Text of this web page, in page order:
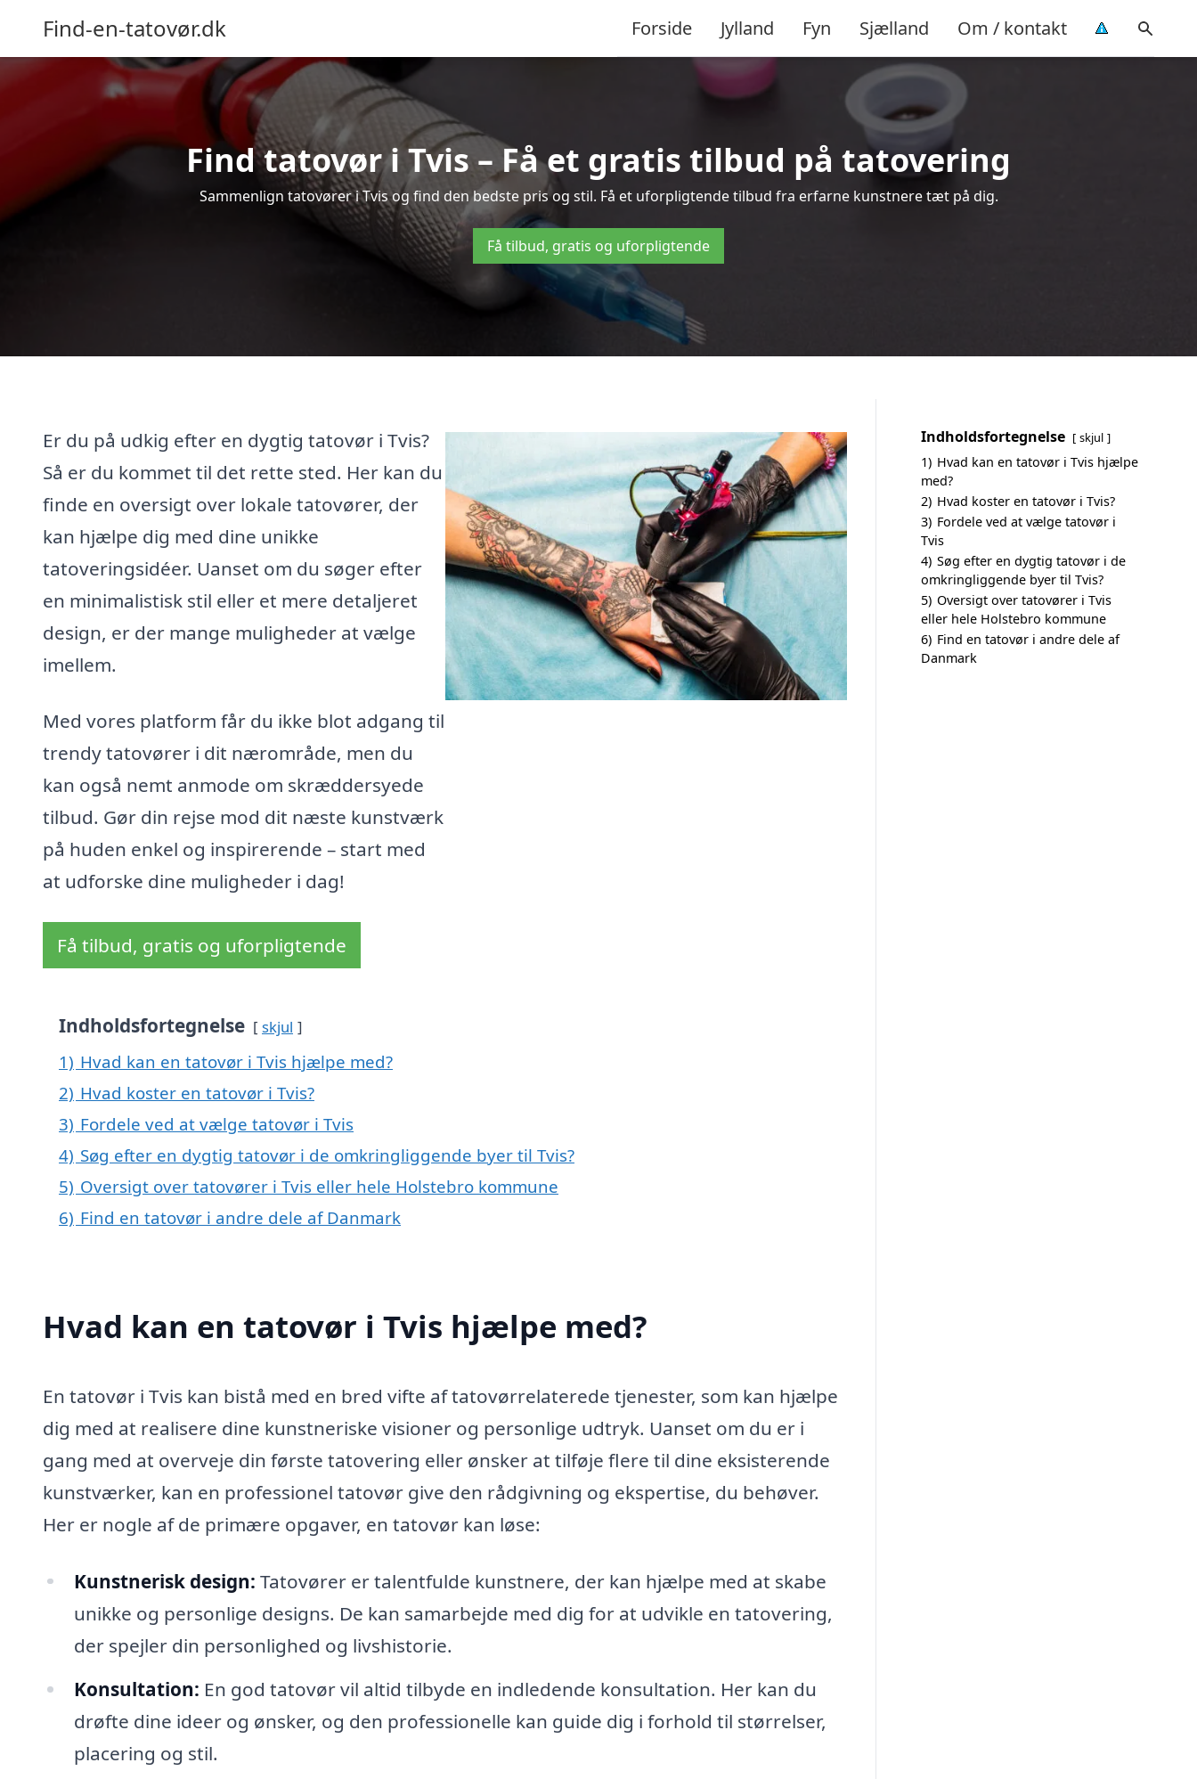
Find-en-tatovør.dk Forside Jylland Fyn Sjælland Om / kontakt
Find tatovør i Tvis – Få et gratis tilbud på tatovering
Sammenlign tatovører i Tvis og find den bedste pris og stil. Få et uforpligtende tilbud fra erfarne kunstnere tæt på dig.
Få tilbud, gratis og uforpligtende
Er du på udkig efter en dygtig tatovør i Tvis?
Så er du kommet til det rette sted. Her kan du
finde en oversigt over lokale tatovører, der
kan hjælpe dig med dine unikke
tatoveringsidéer. Uanset om du søger efter
en minimalistisk stil eller et mere detaljeret
design, er der mange muligheder at vælge
imellem.
Med vores platform får du ikke blot adgang til
trendy tatovører i dit nærområde, men du
kan også nemt anmode om skræddersyede
tilbud. Gør din rejse mod dit næste kunstværk
på huden enkel og inspirerende – start med
at udforske dine muligheder i dag!
Få tilbud, gratis og uforpligtende
Indholdsfortegnelse skjul
1) Hvad kan en tatovør i Tvis hjælpe med?
2) Hvad koster en tatovør i Tvis?
3) Fordele ved at vælge tatovør i Tvis
4) Søg efter en dygtig tatovør i de omkringliggende byer til Tvis?
5) Oversigt over tatovører i Tvis eller hele Holstebro kommune
6) Find en tatovør i andre dele af Danmark
Hvad kan en tatovør i Tvis hjælpe med?
En tatovør i Tvis kan bistå med en bred vifte af tatovørrelaterede tjenester, som kan hjælpe
dig med at realisere dine kunstneriske visioner og personlige udtryk. Uanset om du er i
gang med at overveje din første tatovering eller ønsker at tilføje flere til dine eksisterende
kunstværker, kan en professionel tatovør give den rådgivning og ekspertise, du behøver.
Her er nogle af de primære opgaver, en tatovør kan løse:
Kunstnerisk design: Tatovører er talentfulde kunstnere, der kan hjælpe med at skabe
unikke og personlige designs. De kan samarbejde med dig for at udvikle en tatovering,
der spejler din personlighed og livshistorie.
Konsultation: En god tatovør vil altid tilbyde en indledende konsultation. Her kan du
drøfte dine ideer og ønsker, og den professionelle kan guide dig i forhold til størrelser,
placering og stil.
Indholdsfortegnelse skjul
1) Hvad kan en tatovør i Tvis hjælpe
med?
2) Hvad koster en tatovør i Tvis?
3) Fordele ved at vælge tatovør i
Tvis
4) Søg efter en dygtig tatovør i de
omkringliggende byer til Tvis?
5) Oversigt over tatovører i Tvis
eller hele Holstebro kommune
6) Find en tatovør i andre dele af
Danmark